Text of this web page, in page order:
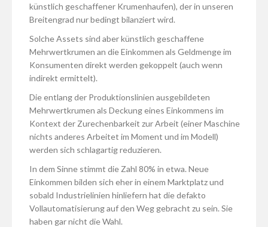
künstlich geschaffener Krumenhaufen), der in unseren
Breitengrad nur bedingt bilanziert wird.
Solche Assets sind aber künstlich geschaffene
Mehrwertkrumen an die Einkommen als Geldmenge im
Konsumenten direkt werden gekoppelt (auch wenn
indirekt ermittelt).
Die entlang der Produktionslinien ausgebildeten
Mehrwertkrumen als Deckung eines Einkommens im
Kontext der Zurechenbarkeit zur Arbeit (einer Maschine
nichts anderes Arbeitet im Moment und im Modell)
werden sich schlagartig reduzieren.
In dem Sinne stimmt die Zahl 80% in etwa. Neue
Einkommen bilden sich eher in einem Marktplatz und
sobald Industrielinien hinliefern hat die defakto
Vollautomatisierung auf den Weg gebracht zu sein. Sie
haben gar nicht die Wahl.